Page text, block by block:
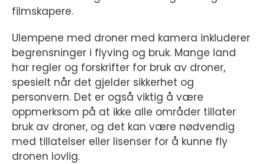
filmskapere.
Ulempene med droner med kamera inkluderer
begrensninger i flyving og bruk. Mange land
har regler og forskrifter for bruk av droner,
spesielt når det gjelder sikkerhet og
personvern. Det er også viktig å være
oppmerksom på at ikke alle områder tillater
bruk av droner, og det kan være nødvendig
med tillatelser eller lisenser for å kunne fly
dronen lovlig.